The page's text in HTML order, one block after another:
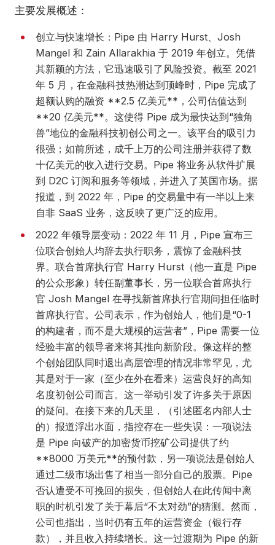
主要发展概述：
创立与快速增长：Pipe 由 Harry Hurst、Josh
Mangel 和 Zain Allarakhia 于 2019 年创立。凭借
其新颖的方法，它迅速吸引了风险投资。截至 2021
年 5 月，在金融科技热潮达到顶峰时，Pipe 完成了
超额认购的融资 **2.5 亿美元**，公司估值达到
**20 亿美元**。这使得 Pipe 成为最快达到“独角
兽”地位的金融科技初创公司之一。该平台的吸引力
很强；如前所述，成千上万的公司注册并获得了数
十亿美元的收入进行交易。Pipe 将业务从软件扩展
到 D2C 订阅和服务等领域，并进入了英国市场。据
报道，到 2022 年，Pipe 的交易量中有一半以上来
自非 SaaS 业务，这反映了更广泛的应用。
2022 年领导层变动：2022 年 11 月，Pipe 宣布三
位联合创始人均辞去执行职务，震惊了金融科技
界。联合首席执行官 Harry Hurst（他一直是 Pipe
的公众形象）转任副董事长，另一位联合首席执行
官 Josh Mangel 在寻找新首席执行官期间担任临时
首席执行官。公司表示，作为创始人，他们是“0-1
的构建者，而不是大规模的运营者”，Pipe 需要一位
经验丰富的领导者来将其推向新阶段。像这样的整
个创始团队同时退出高层管理的情况非常罕见，尤
其是对于一家（至少在外在看来）运营良好的高知
名度初创公司而言。这一举动引发了许多关于原因
的疑问。在接下来的几天里，（引述匿名内部人士
的）报道浮出水面，指控存在一些失误：一项说法
是 Pipe 向破产的加密货币挖矿公司提供了约
**8000 万美元**的预付款，另一项说法是创始人
通过二级市场出售了相当一部分自己的股票。Pipe
否认遭受不可挽回的损失，但创始人在此传闻中离
职的时机引发了关于幕后“不太对劲”的猜测。然而，
公司也指出，当时仍有五年的运营资金（银行存
款），并且收入持续增长。这一过渡期为 Pipe 的新